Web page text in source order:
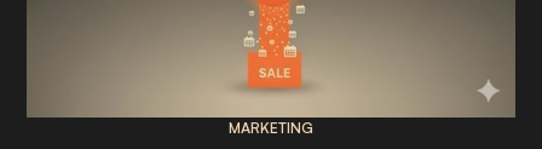
MARKETING